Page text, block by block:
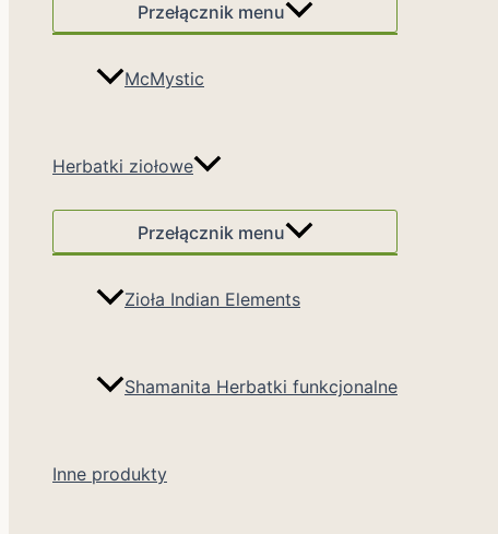
Przełącznik menu
McMystic
Herbatki ziołowe
Przełącznik menu
Zioła Indian Elements
Shamanita Herbatki funkcjonalne
Inne produkty